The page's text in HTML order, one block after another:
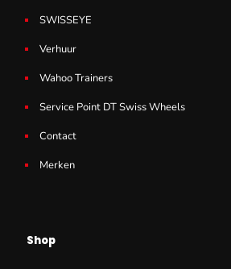
SWISSEYE
Verhuur
Wahoo Trainers
Service Point DT Swiss Wheels
Contact
Merken
Shop